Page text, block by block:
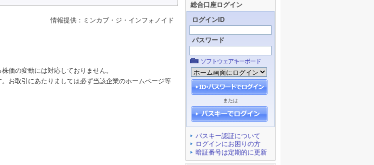
情報提供：ミンカブ・ジ・インフォノイド
価の変動には対応しておりません。
お取引にあたりましては必ず当該企業のホームページ等
総合口座ログイン
ログインID
パスワード
ソフトウェアキーボード
または
パスキー認証について
ログインにお困りの方
暗証番号は定期的に更新